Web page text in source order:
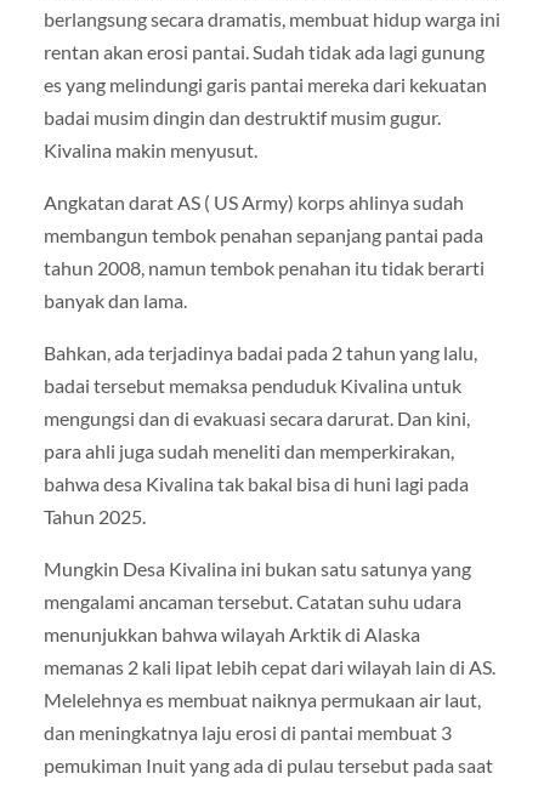
berlangsung secara dramatis, membuat hidup warga ini
rentan akan erosi pantai. Sudah tidak ada lagi gunung
es yang melindungi garis pantai mereka dari kekuatan
badai musim dingin dan destruktif musim gugur.
Kivalina makin menyusut.
Angkatan darat AS ( US Army) korps ahlinya sudah
membangun tembok penahan sepanjang pantai pada
tahun 2008, namun tembok penahan itu tidak berarti
banyak dan lama.
Bahkan, ada terjadinya badai pada 2 tahun yang lalu,
badai tersebut memaksa penduduk Kivalina untuk
mengungsi dan di evakuasi secara darurat. Dan kini,
para ahli juga sudah meneliti dan memperkirakan,
bahwa desa Kivalina tak bakal bisa di huni lagi pada
Tahun 2025.
Mungkin Desa Kivalina ini bukan satu satunya yang
mengalami ancaman tersebut. Catatan suhu udara
menunjukkan bahwa wilayah Arktik di Alaska
memanas 2 kali lipat lebih cepat dari wilayah lain di AS.
Melelehnya es membuat naiknya permukaan air laut,
dan meningkatnya laju erosi di pantai membuat 3
pemukiman Inuit yang ada di pulau tersebut pada saat